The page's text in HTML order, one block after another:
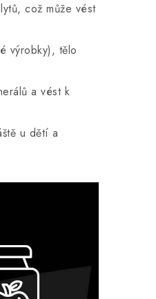
což může vést
výrobky), tělo
a vést k
u dětí a